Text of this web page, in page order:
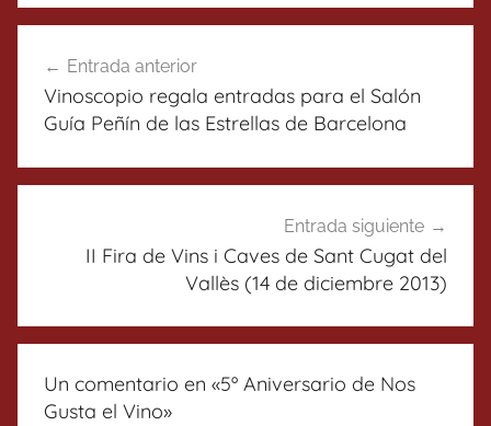
de
entradas
Entrada anterior
Vinoscopio regala entradas para el Salón
Guía Peñín de las Estrellas de Barcelona
Entrada siguiente
II Fira de Vins i Caves de Sant Cugat del
Vallès (14 de diciembre 2013)
Un comentario en «5º Aniversario de Nos
Gusta el Vino»